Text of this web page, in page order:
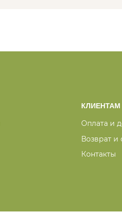
КЛИЕНТАМ
Оплата и
Возврат и
Контакты